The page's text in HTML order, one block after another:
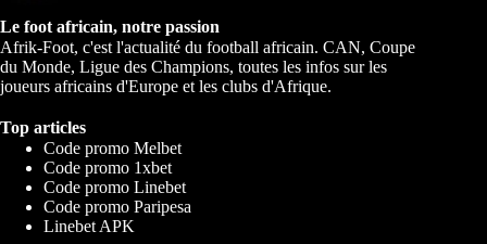
Le foot africain, notre passion
Afrik-Foot, c'est l'actualité du football africain. CAN, Coupe
du Monde, Ligue des Champions, toutes les infos sur les
joueurs africains d'Europe et les clubs d'Afrique.
Top articles
Code promo Melbet
Code promo 1xbet
Code promo Linebet
Code promo Paripesa
Linebet APK